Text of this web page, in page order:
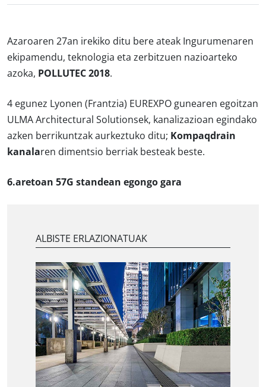
Azaroaren 27an irekiko ditu bere ateak Ingurumenaren
ekipamendu, teknologia eta zerbitzuen nazioarteko
azoka, POLLUTEC 2018.
4 egunez Lyonen (Frantzia) EUREXPO gunearen egoitzan
ULMA Architectural Solutionsek, kanalizazioan egindako
azken berrikuntzak aurkeztuko ditu; Kompaqdrain
kanalaren dimentsio berriak besteak beste.
6.aretoan 57G standean egongo gara
ALBISTE ERLAZIONATUAK